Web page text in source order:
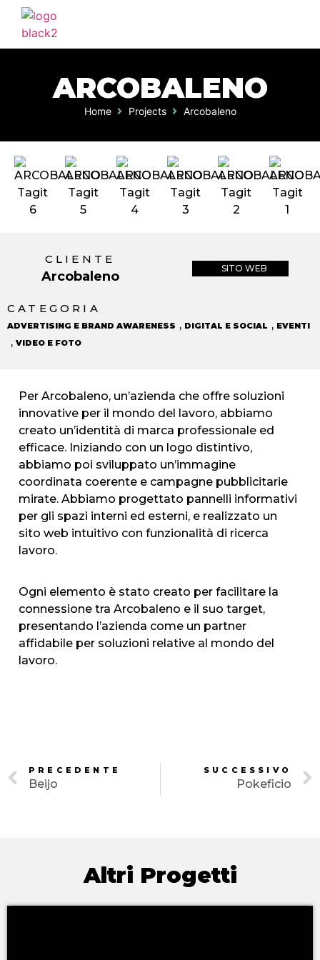
ARCOBALENO
Home Projects Arcobaleno
CLIENTE
Arcobaleno
SITO WEB
CATEGORIA
ADVERTISING E BRAND AWARENESS , DIGITAL E SOCIAL , EVENTI
, VIDEO E FOTO
Per Arcobaleno, un’azienda che offre soluzioni
innovative per il mondo del lavoro, abbiamo
creato un’identità di marca professionale ed
efficace. Iniziando con un logo distintivo,
abbiamo poi sviluppato un’immagine
coordinata coerente e campagne pubblicitarie
mirate. Abbiamo progettato pannelli informativi
per gli spazi interni ed esterni, e realizzato un
sito web intuitivo con funzionalità di ricerca
lavoro.
Ogni elemento è stato creato per facilitare la
connessione tra Arcobaleno e il suo target,
presentando l’azienda come un partner
affidabile per soluzioni relative al mondo del
lavoro.
PRECEDENTE
Beijo
SUCCESSIVO
Pokeficio
Altri Progetti
HOME
SERVIZI
PORTFOLIO
BLOG
CONTATTI